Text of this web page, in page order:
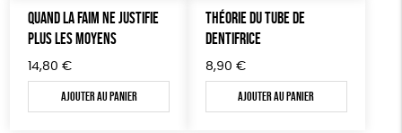
LIVRETS ÉDUCATIFS
POSTERS ÉDUCATIFS
QUAND LA FAIM NE JUSTIFIE
PLUS LES MOYENS
14,80 €
Ajouter au panier
THÉORIE DU TUBE DE
DENTIFRICE
8,90 €
Ajouter au panier